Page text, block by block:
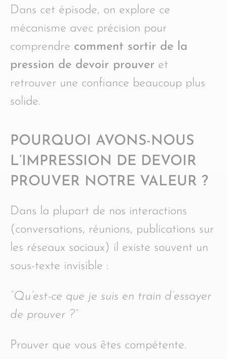
Dans cet épisode, on explore ce
mécanisme avec précision pour
comprendre comment sortir de la
pression de devoir prouver et
retrouver une confiance beaucoup plus
solide.
POURQUOI AVONS-NOUS
L’IMPRESSION DE DEVOIR
PROUVER NOTRE VALEUR ?
Dans la plupart de nos interactions
(conversations, réunions, publications sur
les réseaux sociaux) il existe souvent un
sous-texte invisible :
“Qu’est-ce que je suis en train d’essayer
de prouver ?”
Prouver que vous êtes compétente.